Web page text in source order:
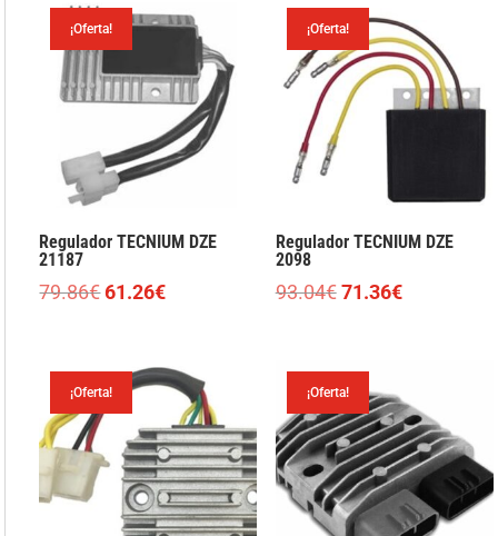
era:
es:
110.26€.
era:
133.10€.
¡Oferta!
Regulador TECNIUM DZE
21187
79.86€El
era:
61.26€El
es:
61.26€.
¡Oferta!
Regulador TECNIUM DZE
2098
93.04€ El
era:
93.04€.
71.36€El
71.36€.
¡Oferta! ¡Oferta!